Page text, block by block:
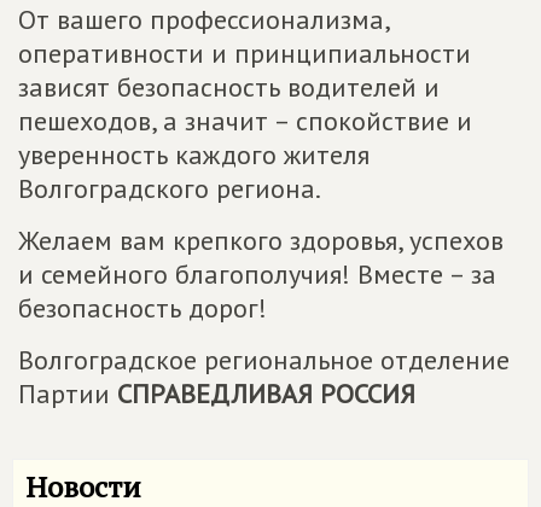
От вашего профессионализма,
оперативности и принципиальности
зависят безопасность водителей и
пешеходов, а значит – спокойствие и
уверенность каждого жителя
Волгоградского региона.
Желаем вам крепкого здоровья, успехов
и семейного благополучия! Вместе – за
безопасность дорог!
Волгоградское региональное отделение
Партии СПРАВЕДЛИВАЯ РОССИЯ
Новости